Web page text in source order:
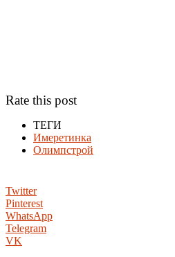
Rate this post
ТЕГИ
Имеретинка
Олимпстрой
Twitter
Pinterest
WhatsApp
Telegram
VK